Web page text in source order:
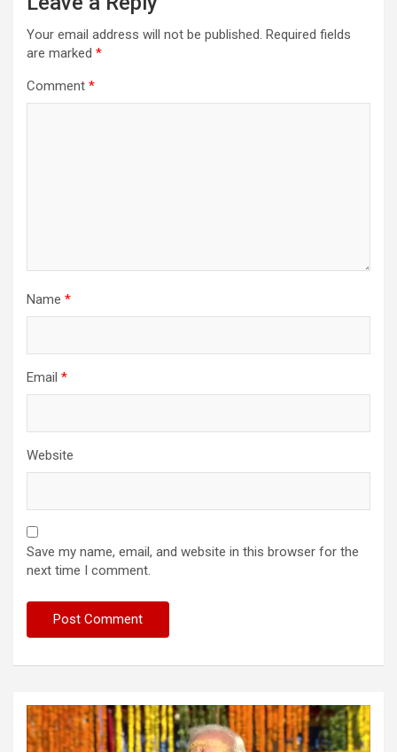
Your email address will not be published. Required fields
are marked *
Comment *
Name *
Email *
Website
Save my name, email, and website in this browser for the
next time I comment.